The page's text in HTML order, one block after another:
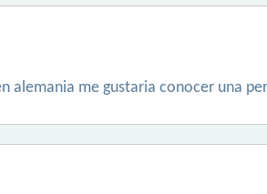
alemania me gustaria conocer una